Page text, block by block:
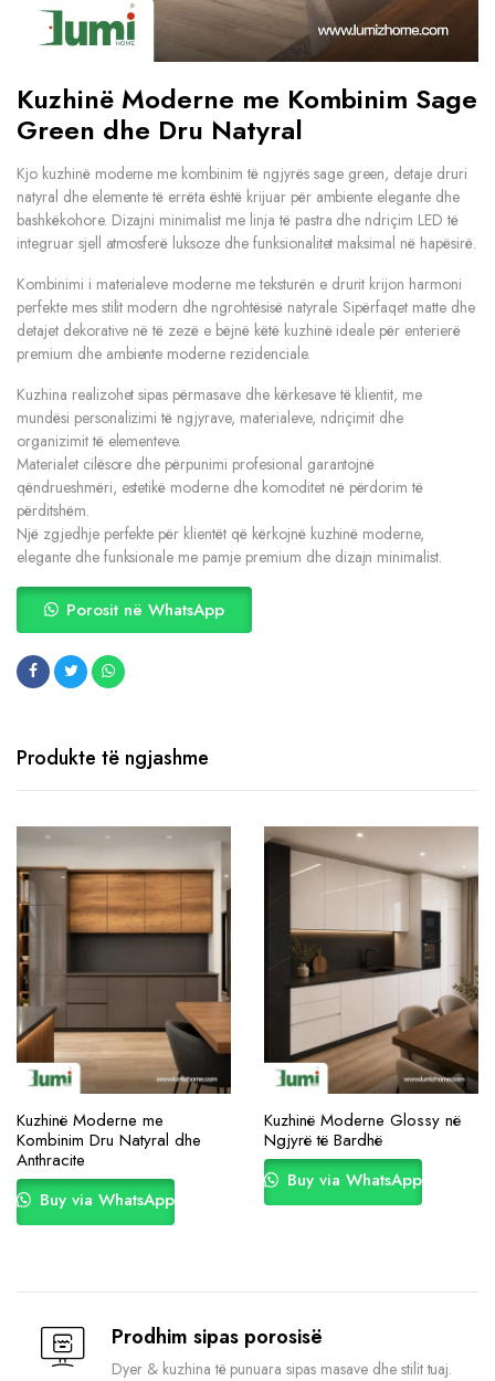
Kuzhinë Moderne me Kombinim Sage
Green dhe Dru Natyral
Kjo kuzhinë moderne me kombinim të ngjyrës sage green, detaje druri
natyral dhe elemente të errëta është krijuar për ambiente elegante dhe
bashkëkohore. Dizajni minimalist me linja të pastra dhe ndriçim LED të
integruar sjell atmosferë luksoze dhe funksionalitet maksimal në hapësirë.
Kombinimi i materialeve moderne me teksturën e drurit krijon harmoni
perfekte mes stilit modern dhe ngrohtësisë natyrale. Sipërfaqet matte dhe
detajet dekorative në të zezë e bëjnë këtë kuzhinë ideale për enterierë
premium dhe ambiente moderne rezidenciale.
Kuzhina realizohet sipas përmasave dhe kërkesave të klientit, me
mundësi personalizimi të ngjyrave, materialeve, ndriçimit dhe
organizimit të elementeve.
Materialet cilësore dhe përpunimi profesional garantojnë
qëndrueshmëri, estetikë moderne dhe komoditet në përdorim të
përditshëm.
Një zgjedhje perfekte për klientët që kërkojnë kuzhinë moderne,
elegante dhe funksionale me pamje premium dhe dizajn minimalist.
Porosit në WhatsApp
Produkte të ngjashme
Kuzhinë Moderne me
Kombinim Dru Natyral dhe
Anthracite
Buy via WhatsApp
Kuzhinë Moderne Glossy në
Ngjyrë të Bardhë
Buy via WhatsApp
Prodhim sipas porosisë
Dyer & kuzhina të punuara sipas masave dhe stilit tuaj.